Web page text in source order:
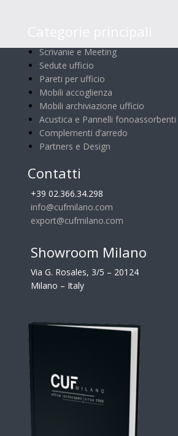
Scrivanie e Meeting
Sedute ufficio
Pareti per ufficio
Mobili accoglienza
Mobili archiviazione ufficio
Acustica e Pannelli fonoassorbenti
Complementi d’arredo
Partners e Design
Contatti
+39 02.366.34.298
info@cufmilano.com
export@cufmilano.com
Showroom Milano
Via G. Rosales, 3/5 – 20124
Milano – Italy